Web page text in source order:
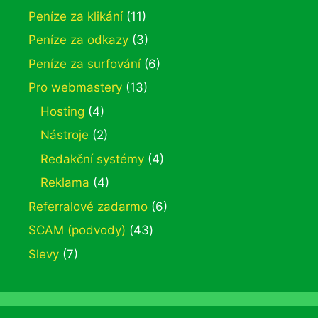
Peníze za klikání(11)
Peníze za odkazy (3)
Peníze za surfování(6)
Pro webmastery (13)
Hosting (4)
Nástroje (2)
Redakční systémy (4)
Reklama (4)
Referralové zadarmo (6)
SCAM (podvody) (43)
Slevy (7)